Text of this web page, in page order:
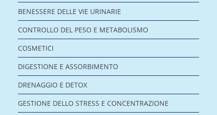
BENESSERE DELLE VIE URINARIE
CONTROLLO DEL PESO E METABOLISMO
COSMETICI
DIGESTIONE E ASSORBIMENTO
DRENAGGIO E DETOX
GESTIONE DELLO STRESS E CONCENTRAZIONE